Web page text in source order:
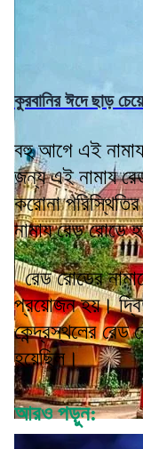
কুরবানির ঈদে ছাড়
বহু আগে এই নামায
জন্য এই নামায
করোনা
নামায রেড রোডে
রেড রোডের
প্রয়োজন হয়।
কেন্দ্রস্থলের রেড
হয়েছিল।
আরও পড়ুন: